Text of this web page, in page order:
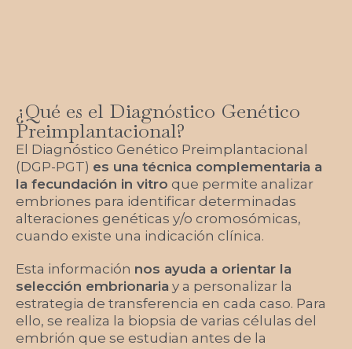
¿Qué es el Diagnóstico Genético
Preimplantacional?
El Diagnóstico Genético Preimplantacional
(DGP-PGT) es una técnica complementaria a
la fecundación in vitro que permite analizar
embriones para identificar determinadas
alteraciones genéticas y/o cromosómicas,
cuando existe una indicación clínica.
Esta información nos ayuda a orientar la
selección embrionaria y a personalizar la
estrategia de transferencia en cada caso. Para
ello, se realiza la biopsia de varias células del
embrión que se estudian antes de la